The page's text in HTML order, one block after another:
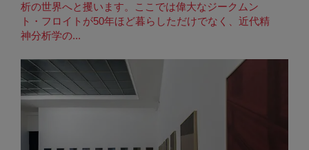
析の世界へと攫います。ここでは偉大なジークムン
ト・フロイトが50年ほど暮らしただけでなく、近代精
神分析学の...